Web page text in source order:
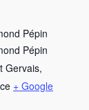
Pépin
Pépin
Gervais,
+ Google